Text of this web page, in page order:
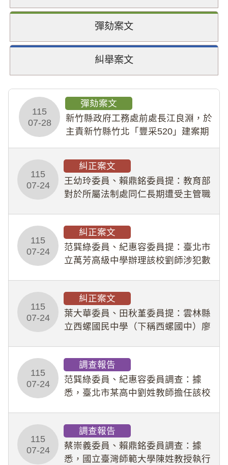
彈劾案文
糾舉案文
115
07-28
彈劾案文
新竹縣政府工務處前處長江良淵，於
主責新竹縣竹北「豐采520」建案期
幣1,483萬餘元，並長期收受建商餽
贈；復罔顧公共安全，圖利默許建商
於停工期間
115
07-24
糾正案文
王幼玲委員、賴鼎銘委員提：教育部
對於所屬法制處同仁長期遭受主管職
人員保障法」及「職業安全衛生法」
所定維護公務人員
115
07-24
糾正案文
范巽綠委員、紀惠容委員提：臺北市
立萬芳高級中學辦理該校劉師涉犯數
業把關與糾錯功能，不僅首份調查報
告漏未審酌師生不
115
07-24
糾正案文
葉大華委員、田秋堇委員提：雲林縣
立西螺國民中學（下稱西螺國中）廖
教羽球隊學生等行為，歷經該校校園
事件處理會議（下
115
07-24
調查報告
范巽綠委員、紀惠容委員調查：據
悉，臺北市某高中劉姓教師擔任該校
行拍攝特定樣態性影像並以手機傳送
劉師。該生因畏懼成
115
07-24
調查報告
蔡崇義委員、賴鼎銘委員調查：據
悉，國立臺灣師範大學陳姓教授執行